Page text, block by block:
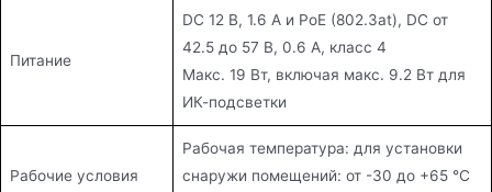
Питание
DC 12 В, 1.6 А и PoE (802.3at), DC от
42.5 до 57 В, 0.6 А, класс 4
Макс. 19 Вт, включая макс. 9.2 Вт для
ИК-подсветки
Рабочие условия
Рабочая температура: для установки
снаружи помещений: от -30 до +65 °C